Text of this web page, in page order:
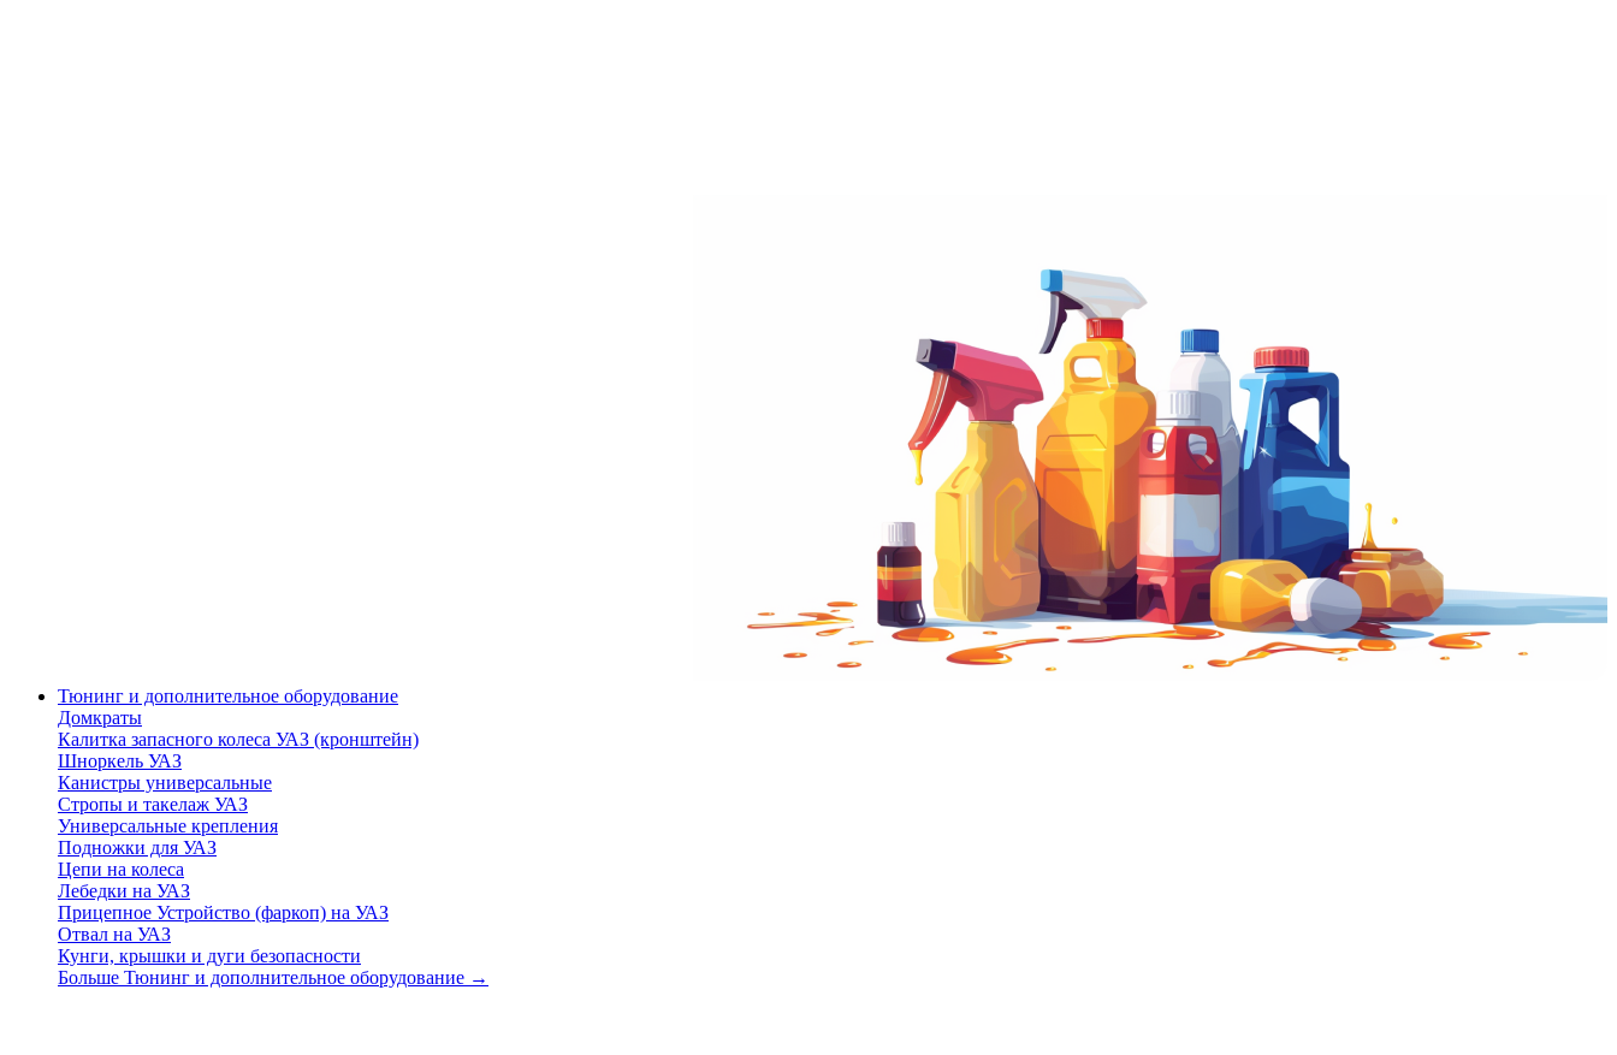
Тюнинг и дополнительное оборудование
Домкраты
Калитка запасного колеса УАЗ (кронштейн)
Шноркель УАЗ
Канистры универсальные
Стропы и такелаж УАЗ
Универсальные крепления
Подножки для УАЗ
Цепи на колеса
Лебедки на УАЗ
Прицепное Устройство (фаркоп) на УАЗ
Отвал на УАЗ
Кунги, крышки и дуги безопасности
Больше Тюнинг и дополнительное оборудование →